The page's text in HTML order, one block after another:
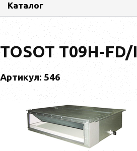
Каталог
TOSOT T09H-FD/I
Артикул: 546